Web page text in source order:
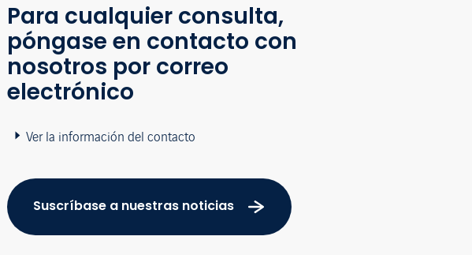
Para cualquier consulta,
póngase en contacto con
nosotros por correo
electrónico
Ver la información del contacto
Suscríbase a nuestras noticias